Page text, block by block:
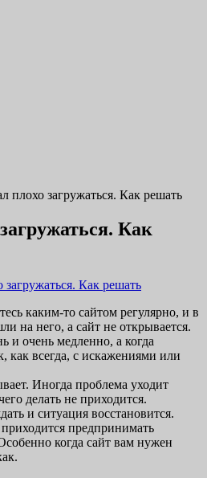
плохо загружаться. Как решать
Как
каким-то сайтом регулярно, и в
на него, а сайт не открывается.
и очень медленно, а когда
как всегда, с искажениями или
Иногда проблема уходит
делать не приходится.
и ситуация восстановится.
предпринимать
когда сайт вам нужен